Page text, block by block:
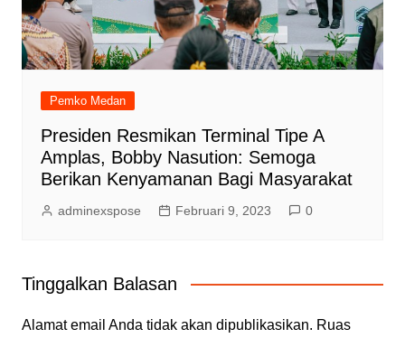
Pemko Medan
Presiden Resmikan Terminal Tipe A
Amplas, Bobby Nasution: Semoga
Berikan Kenyamanan Bagi Masyarakat
adminexspose Februari 9, 2023 0
Tinggalkan Balasan
Alamat email Anda tidak akan dipublikasikan. Ruas